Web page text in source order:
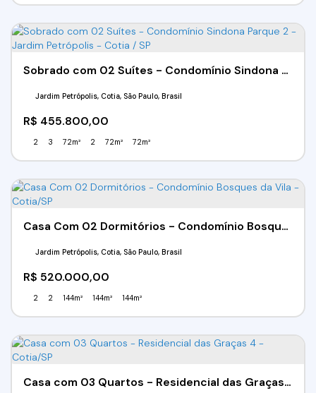
Sobrado com 02 Suítes - Condomínio Sindona Parque 2 - Jardim Petrópolis - Cotia / SP
R$ 455.800,00
Jardim Petrópolis, Cotia, São Paulo, Brasil
2 3 72m² 2 72m² 72m²
Casa Com 02 Dormitórios - Condomínio Bosques da Vila - Cotia/SP
R$ 520.000,00
Jardim Petrópolis, Cotia, São Paulo, Brasil
2 2 144m² 144m² 144m²
Casa com 03 Quartos - Residencial das Graças 4 - Cotia/SP